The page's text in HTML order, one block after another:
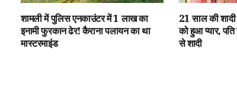
शामली में पुलिस एनकाउंटर में 1 लाख का
इनामी फुरकान ढेर! कैराना पलायन का था
मास्टरमाइंड
21 साल की
को हुआ प्यार,
से शादी